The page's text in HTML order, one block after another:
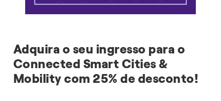
Adquira o seu ingresso para o
Connected Smart Cities &
Mobility com 25% de desconto!